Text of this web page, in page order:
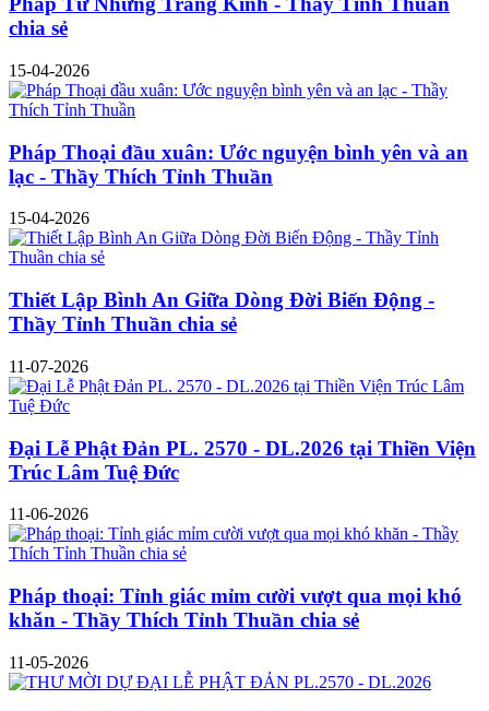
chia sẻ
15-04-2026
Pháp Thoại đầu xuân: Ước nguyện bình yên và an
lạc - Thầy Thích Tỉnh Thuần
15-04-2026
Thiết Lập Bình An Giữa Dòng Đời Biến Động -
Thầy Tỉnh Thuần chia sẻ
11-07-2026
Đại Lễ Phật Đản PL. 2570 - DL.2026 tại Thiền Viện
Trúc Lâm Tuệ Đức
11-06-2026
Pháp thoại: Tỉnh giác mỉm cười vượt qua mọi khó
khăn - Thầy Thích Tỉnh Thuần chia sẻ
11-05-2026